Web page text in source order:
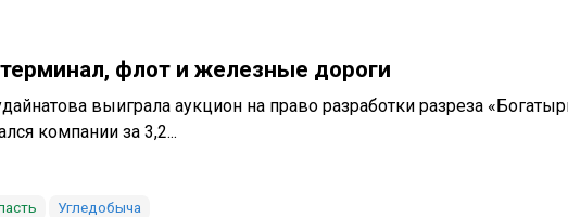
флот и железные дороги
выиграла аукцион на право разработки разреза
компании за 3,2...
Угледобыча